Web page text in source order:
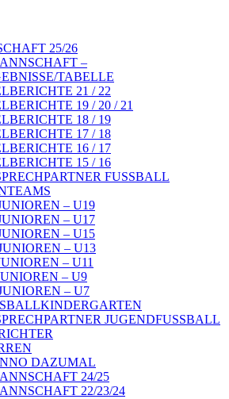
25/26
–
TABELLE
21 / 22
19 / 20 / 21
18 / 19
17 / 18
16 / 17
15 / 16
FUSSBALL
– U19
– U17
– U15
– U13
– U11
– U9
– U7
JUGENDFUSSBALL
DAZUMAL
24/25
22/23/24